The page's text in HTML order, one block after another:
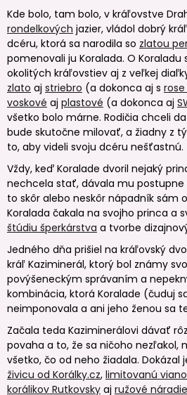
Kde bolo, tam bolo, v kráľovstve
rondelkových jazier, vládol dobrý
dcéru, ktorá sa narodila so zlatou
pomenovali ju Koralada. O Koraladu
okolitých kráľovstiev aj z veľkej
zlato aj striebro (a dokonca aj s
voskové aj plastové (a dokonca aj
všetko bolo márne. Rodičia chceli
bude skutočne milovať, a žiadny z
to, aby videli svoju dcéru nešťastnú.
Vždy, keď Koralade dvoril nejaký
nechcela stať, dávala mu postupne
to skôr alebo neskôr nápadník sám
Koralada čakala na svojho princa a
štúdiu šperkárstva a tvorbe
Jedného dňa prišiel na kráľovský
kráľ Kaziminerál, ktorý bol známy
povýšeneckým správaním a
kombinácia, ktorá Koralade (čuduj
neimponovala a ani jeho ženou sa
Začala teda Kaziminerálovi dávať
povaha a to, že sa ničoho nezľakol,
všetko, čo od neho žiadala. Dokázal
živicu od Korálky.cz, limitovanú
korálikov Rutkovsky aj ružové